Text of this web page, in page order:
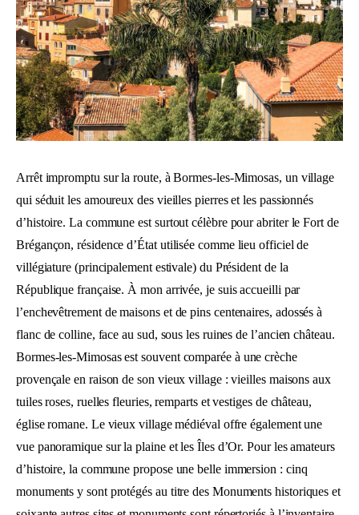
Arrêt impromptu sur la route, à Bormes-les-Mimosas, un village
qui séduit les amoureux des vieilles pierres et les passionnés
d’histoire. La commune est surtout célèbre pour abriter le Fort de
Brégançon, résidence d’État utilisée comme lieu officiel de
villégiature (principalement estivale) du Président de la
République française. À mon arrivée, je suis accueilli par
l’enchevêtrement de maisons et de pins centenaires, adossés à
flanc de colline, face au sud, sous les ruines de l’ancien château.
Bormes-les-Mimosas est souvent comparée à une crèche
provençale en raison de son vieux village : vieilles maisons aux
tuiles roses, ruelles fleuries, remparts et vestiges de château,
église romane. Le vieux village médiéval offre également une
vue panoramique sur la plaine et les Îles d’Or. Pour les amateurs
d’histoire, la commune propose une belle immersion : cinq
monuments y sont protégés au titre des Monuments historiques et